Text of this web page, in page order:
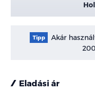
Tipp
Akár
Eladási ár